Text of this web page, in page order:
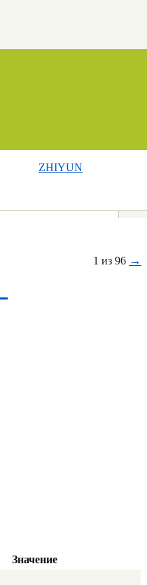
ZHIYUN
1 из 96 →
Значение